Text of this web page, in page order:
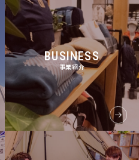
BUSINESS
事業紹介